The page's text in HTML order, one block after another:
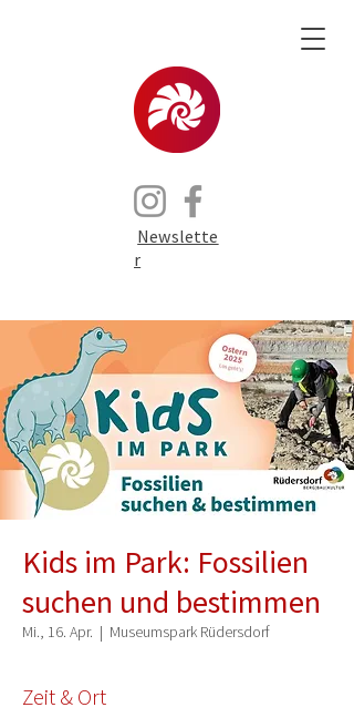
Newslette
r
Kids im Park: Fossilien
suchen und bestimmen
Mi., 16. Apr.
  |
Museumspark Rüdersdorf
Zeit & Ort